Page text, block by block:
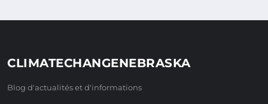
CLIMATECHANGENEBRASKA
Blog d'actualités et d'informations